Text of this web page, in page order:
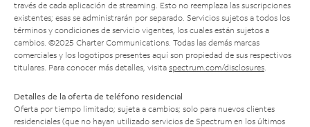
través de cada aplicación de streaming. Esto no reemplaza las suscripciones
existentes; esas se administrarán por separado. Servicios sujetos a todos los
términos y condiciones de servicio vigentes, los cuales están sujetos a
cambios. ©2025 Charter Communications. Todas las demás marcas
comerciales y los logotipos presentes aquí son propiedad de sus respectivos
titulares. Para conocer más detalles, visita spectrum.com/disclosures
Detalles de la oferta de teléfono residencial
Oferta por tiempo limitado; sujeta a cambios; solo para nuevos clientes
residenciales (que no hayan utilizado servicios de Spectrum en los últimos